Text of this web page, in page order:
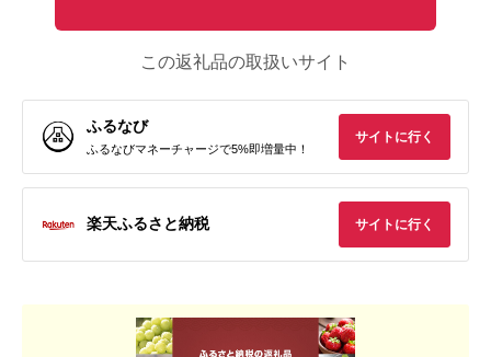
この返礼品の取扱いサイト
ふるなび
ふるなびマネーチャージで5%即増量中！
サイトに行く
楽天ふるさと納税 サイトに行く